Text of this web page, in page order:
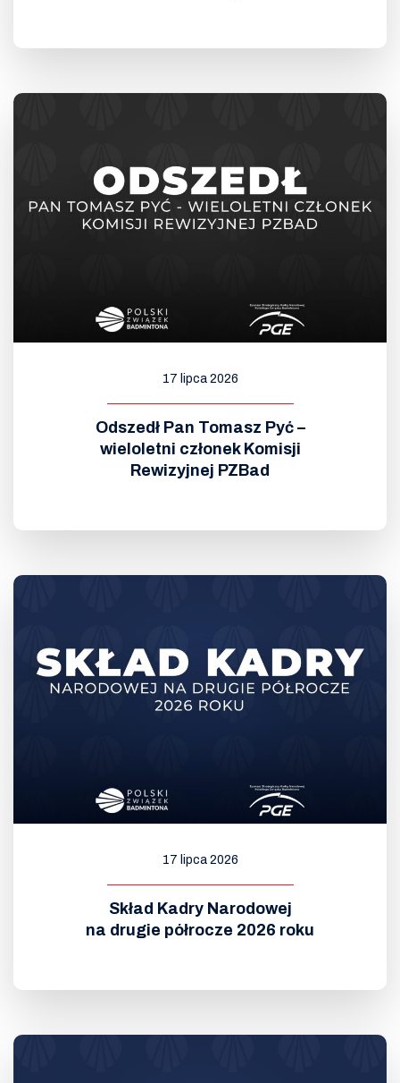
17 lipca 2026
Odszedł Pan Tomasz Pyć –
wieloletni członek Komisji
Rewizyjnej PZBad
17 lipca 2026
Skład Kadry Narodowej
na drugie półrocze 2026 roku